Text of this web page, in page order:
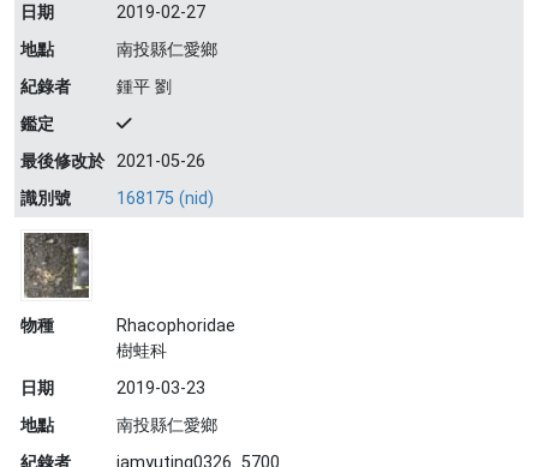
日期
2019-02-27
地點
南投縣仁愛鄉
紀錄者
鍾平 劉
鑑定
最後修改於 2021-05-26
識別號
168175 (nid)
物種
Rhacophoridae
樹蛙科
日期
2019-03-23
地點
南投縣仁愛鄉
紀錄者
iamyuting0326_5700